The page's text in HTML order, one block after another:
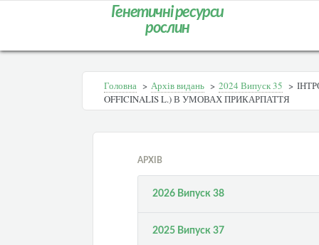
Генетичні ресурси
рослин
Головна > Архів видань > 2024 Випуск 35 >
OFFICINALIS L.) В УМОВАХ ПРИКАРПАТТЯ
АРХІВ
2026 Випуск 38
2025 Випуск 37